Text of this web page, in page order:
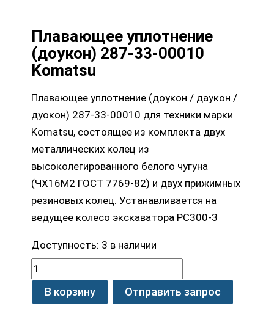
Плавающее уплотнение
(доукон) 287-33-00010
Komatsu
Плавающее уплотнение (доукон / даукон /
дуокон) 287-33-00010 для техники марки
Komatsu, состоящее из комплекта двух
металлических колец из
высоколегированного белого чугуна
(ЧХ16М2 ГОСТ 7769-82) и двух прижимных
резиновых колец. Устанавливается на
ведущее колесо экскаватора PC300-3
Доступность: 3 в наличии
В корзину Отправить запрос